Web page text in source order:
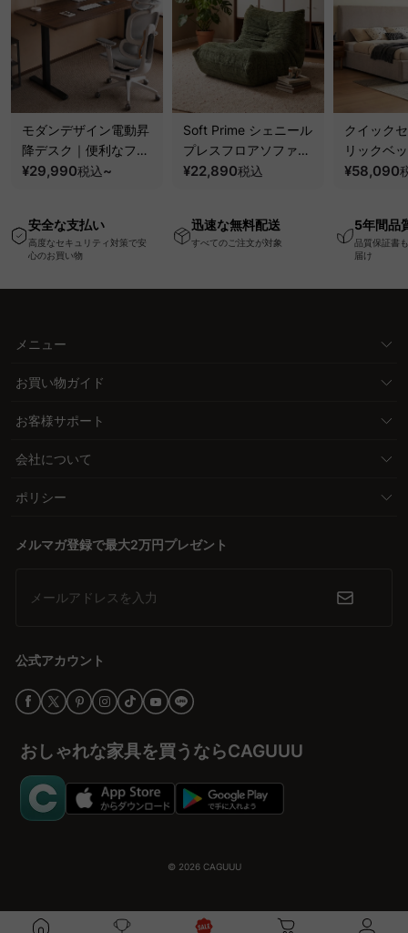
モダンデザイン電動昇
降デスク｜便利なフッ
ク・コンセント・
ー機能搭載ワークデス
ク
¥29,990税込~
Soft Prime シェニール
プレスフロアソファ｜
圧縮梱包で搬入しやす
ァ
¥22,890税込
クイック
リックベ
要で組み
¥58,090
安全な支払い
高度なセキュリティ対策で安
心のお買い物
迅速な無料配送
すべてのご注文が対象
5年間品
品質保証書
届け
メニュー
お買い物ガイド
お客様サポート
会社について
ポリシー
メルマガ登録で最大2万円プレゼント
メールアドレスを入力
公式アカウント
おしゃれな家具を買うならCAGUUU
© 2026 CAGUUU